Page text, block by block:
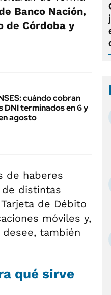
Banco Nación,
de Córdoba y
cuándo cobran
DNI terminados en 6 y
agosto
de haberes
de distintas
de Débito
móviles y,
también
qué sirve